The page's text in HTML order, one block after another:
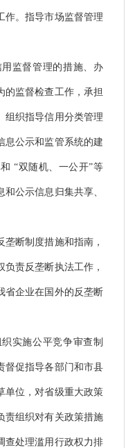
作。指导市场监督管理
监督管理的措施、办
的监督检查工作，承担
组织指导信用分类管理
息公示和监管系统的建
“双随机、一公开”等
公示信息归集共享、
断制度措施和指南，
责反垄断执法工作，
省企业在国外的反垄断
实施公平竞争审查制
督促指导各部门和市县
单位，对省级重大政策
责组织对有关政策措施
查处理滥用行政权力排